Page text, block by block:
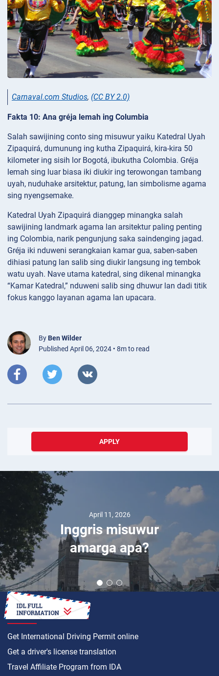
Carnaval.com Studios, (CC BY 2.0)
Fakta 10: Ana gréja lemah ing Columbia
Salah sawijining conto sing misuwur yaiku Katedral Uyah
Zipaquirá, dumunung ing kutha Zipaquirá, kira-kira 50
kilometer ing sisih lor Bogotá, ibukutha Colombia. Gréja
lemah sing luar biasa iki diukir ing terowongan tambang
uyah, nuduhake arsitektur, patung, lan simbolisme agama
sing nyengsemake.
Katedral Uyah Zipaquirá dianggep minangka salah
sawijining landmark agama lan arsitektur paling penting
ing Colombia, narik pengunjung saka saindenging jagad.
Gréja iki nduweni serangkaian kamar gua, saben-saben
dihiasi patung lan salib sing diukir langsung ing tembok
watu uyah. Nave utama katedral, sing dikenal minangka
“Kamar Katedral,” nduweni salib sing dhuwur lan dadi titik
fokus kanggo layanan agama lan upacara.
By Ben Wilder
Published April 06, 2024 • 8m to read
APPLY
April 11, 2026
Inggris misuwur
amarga apa?
HOW TO
Get International Driving Permit online
Get a driver's license translation
Travel Affiliate Program from IDA